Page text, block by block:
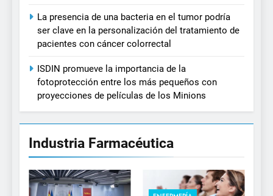
La presencia de una bacteria en el tumor podría
ser clave en la personalización del tratamiento de
pacientes con cáncer colorrectal
ISDIN promueve la importancia de la
fotoprotección entre los más pequeños con
proyecciones de películas de los Minions
Industria Farmacéutica